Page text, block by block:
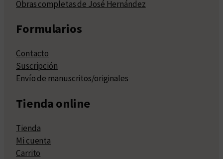
Obras completas de José Hernández
Formularios
Contacto
Suscripción
Envío de manuscritos/originales
Tienda online
Tienda
Mi cuenta
Carrito